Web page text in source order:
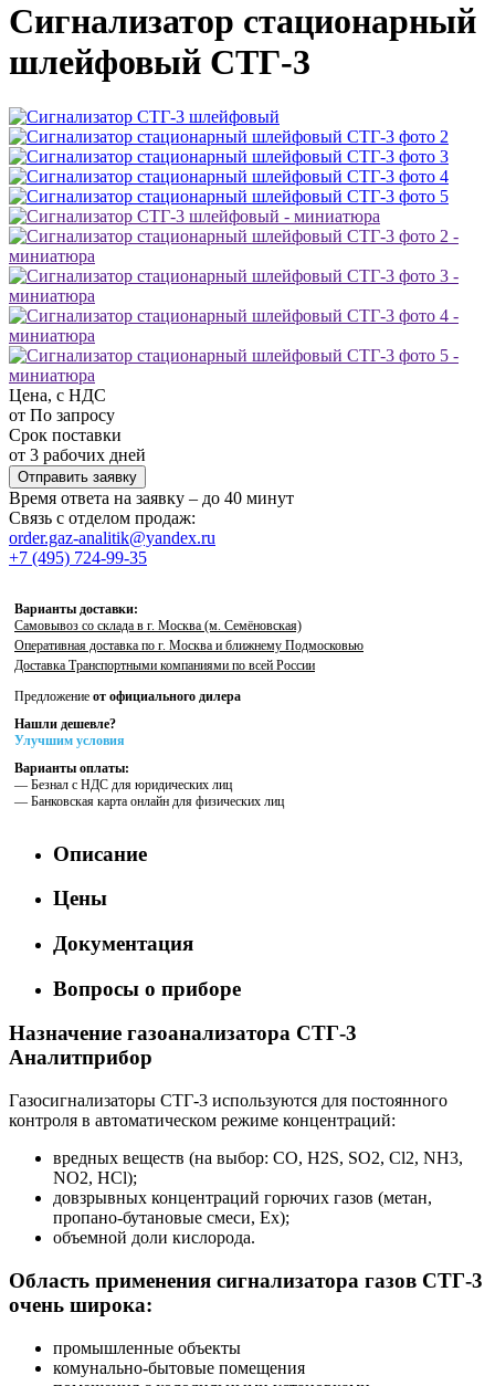
Сигнализатор стационарный
шлейфовый СТГ-3
Цена, с НДС
от По запросу
Срок поставки
от 3 рабочих дней
Отправить заявку
Время ответа на заявку – до 40 минут
Связь с отделом продаж:
order.gaz-analitik@yandex.ru
+7 (495) 724-99-35
Варианты доставки:
Самовывоз со склада в г. Москва (м. Семёновская)
Оперативная доставка по г. Москва и ближнему Подмосковью
Доставка Транспортными компаниями по всей России
Предложение от официального дилера
Нашли дешевле?
Улучшим условия
Варианты оплаты:
— Безнал с НДС для юридических лиц
— Банковская карта онлайн для физических лиц
Описание
Цены
Документация
Вопросы о приборе
Назначение газоанализатора СТГ-3
Аналитприбор
Газосигнализаторы СТГ-3 используются для постоянного
контроля в автоматическом режиме концентраций:
вредных веществ (на выбор: CO, H2S, SO2, Cl2, NH3,
NO2, HCl);
довзрывных концентраций горючих газов (метан,
пропано-бутановые смеси, Ex);
объемной доли кислорода.
Область применения сигнализатора газов СТГ-3
очень широка:
промышленные объекты
комунально-бытовые помещения